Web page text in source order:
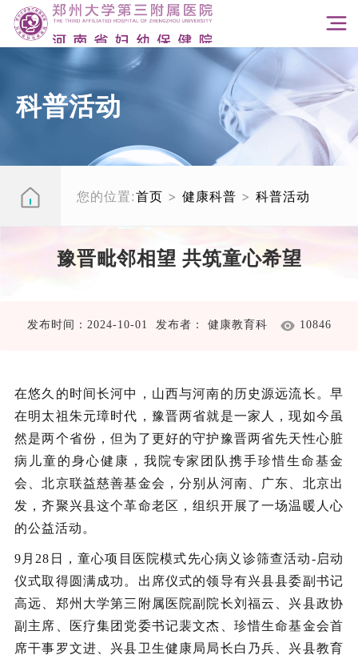
科普活动
您的位置:首页 > 健康科普 > 科普活动
豫晋毗邻相望 共筑童心希望
发布时间：2024-10-01 发布者： 健康教育科 10846
在悠久的时间长河中，山西与河南的历史源远流长。早
在明太祖朱元璋时代，豫晋两省就是一家人，现如今虽
然是两个省份，但为了更好的守护豫晋两省先天性心脏
病儿童的身心健康，我院专家团队携手珍惜生命基金
会、北京联益慈善基金会，分别从河南、广东、北京出
发，齐聚兴县这个革命老区，组织开展了一场温暖人心
的公益活动。
9月28日，童心项目医院模式先心病义诊筛查活动-启动
仪式取得圆满成功。出席仪式的领导有兴县县委副书记
高远、郑州大学第三附属医院副院长刘福云、兴县政协
副主席、医疗集团党委书记裴文杰、珍惜生命基金会首
席干事罗文进、兴县卫生健康局局长白乃兵、兴县教育